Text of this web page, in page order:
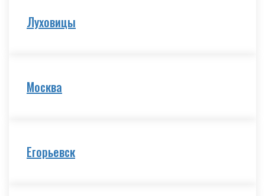
Луховицы
Москва
Егорьевск